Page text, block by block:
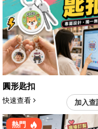
圓形匙扣
加入查
快速查看
熱門